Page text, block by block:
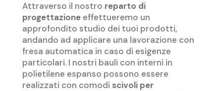
Attraverso il nostro reparto di
progettazioneeffettueremo un
approfondito studio dei tuoi prodotti,
andando ad applicare una lavorazione con
fresa automatica in caso di esigenze
particolari. I nostri bauli con interni in
polietilene espanso possono essere
realizzati con comodi scivoli per